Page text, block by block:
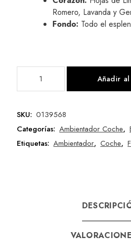
Romero, Lavanda y
Fondo: Todo el
Añadir
SKU: 0139568
Categorías: Ambientador Coche,
Etiquetas: Ambientador, Coche,